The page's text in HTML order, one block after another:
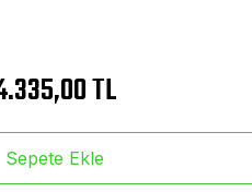
TL
Sepete Ekle